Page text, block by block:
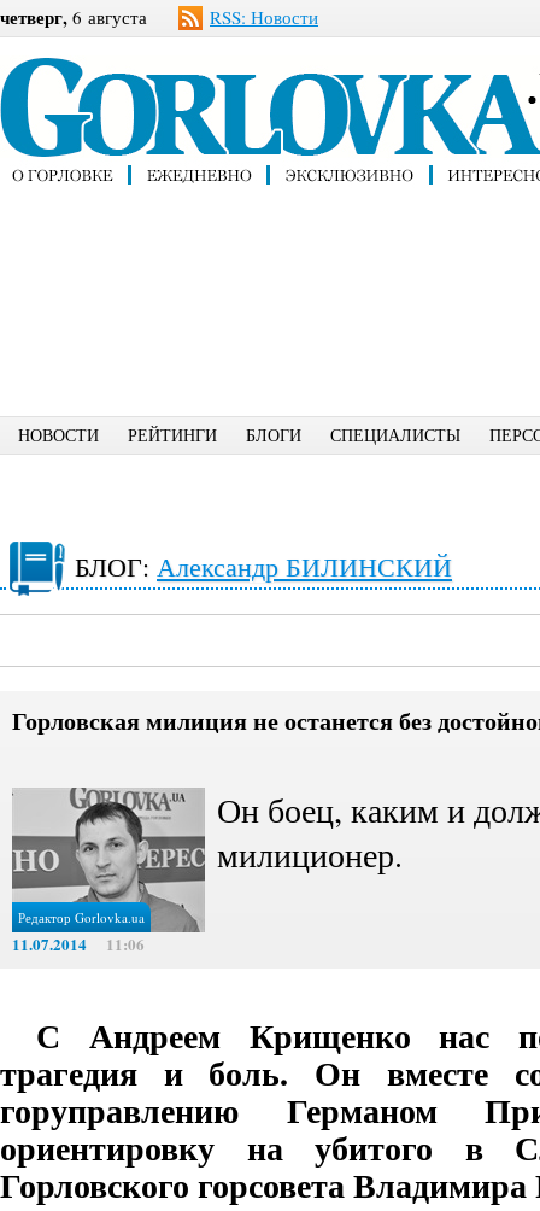
четверг, 6 августа RSS: Новости
НОВОСТИ РЕЙТИНГИ БЛОГИ СПЕЦИАЛИСТЫ
БЛОГ: Александр БИЛИНСКИЙ
Горловская милиция не останется без
Редактор Gorlovka.ua
Он боец, каким и
милиционер.
11.07.2014 11:06
С Андреем Крищенко нас
трагедия и боль. Он вместе
горуправлению Германом
ориентировку на убитого в
Горловского горсовета